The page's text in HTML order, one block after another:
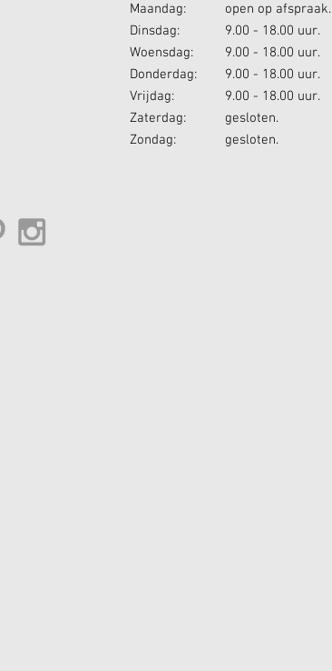
Maandag:
Dinsdag:
Woensdag:
Donderdag:
Vrijdag:
Zaterdag:
Zondag:
open op afspraak.
9.00 - 18.00 uur.
9.00 - 18.00 uur.
9.00 - 18.00 uur.
9.00 - 18.00 uur.
gesloten.
gesloten.